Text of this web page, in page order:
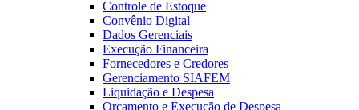
Controle de Estoque
Convênio Digital
Dados Gerenciais
Execução Financeira
Fornecedores e Credores
Gerenciamento SIAFEM
Liquidação e Despesa
Orçamento e Execução de Despesa